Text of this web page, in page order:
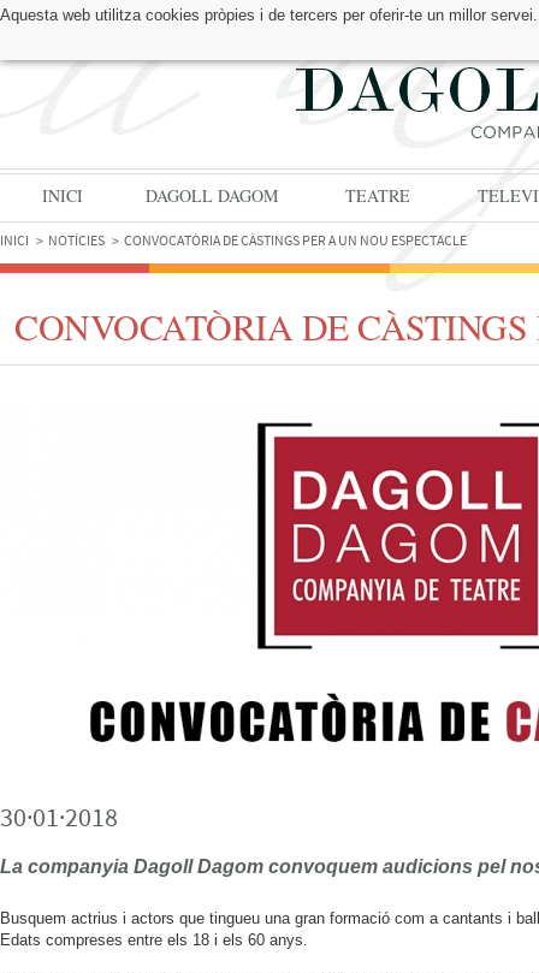
Aquesta web utilitza cookies pròpies i de tercers per oferir-te un millor
TROBA'NS A:
INICI DAGOLL DAGOM TEATRE
INICI NOTÍCIES CONVOCATÒRIA DE CÀSTINGS PER A UN NOU ESPECTACLE
CONVOCATÒRIA DE
30·01·2018
La companyia Dagoll Dagom convoquem audicions pel
Busquem actrius i actors que tingueu una gran formació com a cantants i
Edats compreses entre els 18 i els 60 anys.